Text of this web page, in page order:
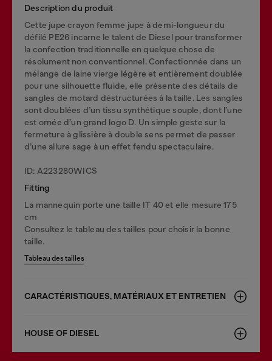
Description du produit
Cette jupe crayon femme jupe à demi-longueur du
défilé PE26 incarne le talent de Diesel pour transformer
la confection traditionnelle en quelque chose de
résolument non conventionnel. Confectionnée dans un
mélange de laine vierge légère et entièrement doublée
pour une silhouette fluide, elle présente des détails de
sangles de motard déstructurées à la taille. Les sangles
sont doublées d’un tissu synthétique souple, dont l’une
est ornée d’un grand logo D. Un simple geste sur la
fermeture à glissière à double sens permet de passer
d’une allure sage à un effet fendu spectaculaire.
ID: A223280WICS
Fitting
La mannequin porte une taille IT 40 et elle mesure 175
cm
Consultez le tableau des tailles pour choisir la bonne
taille.
Tableau des tailles
CARACTÉRISTIQUES, MATÉRIAUX ET ENTRETIEN
HOUSE OF DIESEL